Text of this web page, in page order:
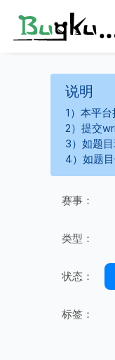
说明
1）本平
2）提交
3）如题
4）如题
赛事：
类型：
状态：
标签：